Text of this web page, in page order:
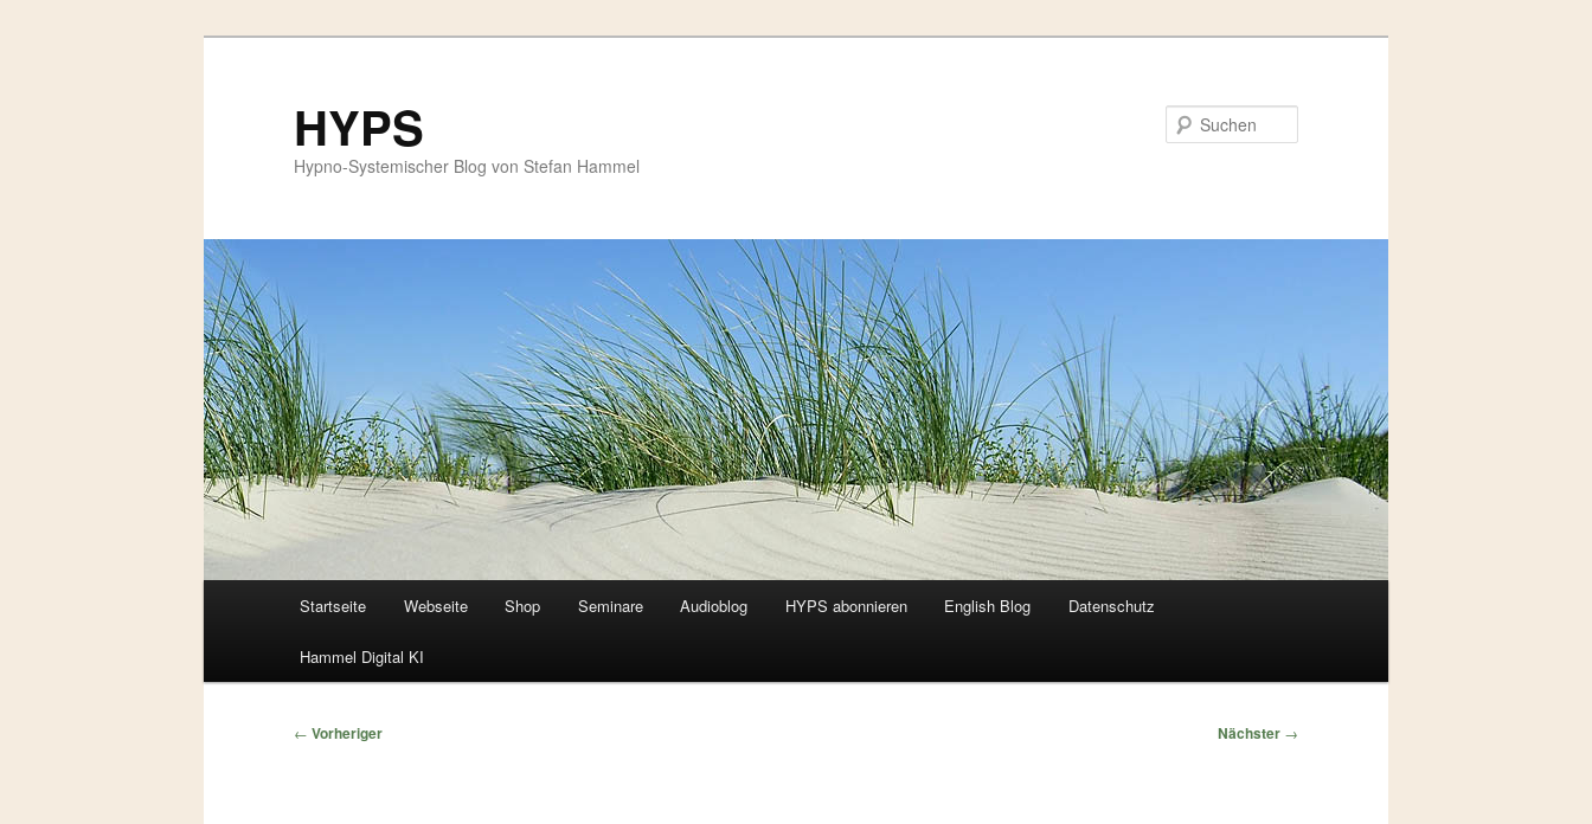
HYPS
Hypno-Systemischer Blog von Stefan Hammel
Zum
primären
Inhalt
Zum
sekundären
Inhalt
Startseite Webseite Shop Seminare Audioblog HYPS abonnieren English Blog Datenschutz
Hammel Digital KI
Beitragsnavigation
← Vorheriger Nächster →